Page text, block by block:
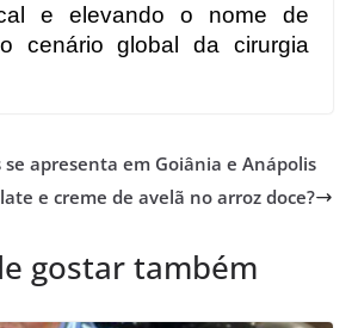
e elevando o nome de
cenário global da cirurgia
se apresenta em Goiânia e Anápolis
e creme de avelã no arroz doce?
gostar também